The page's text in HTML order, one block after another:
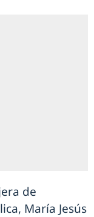
de
María Jesús